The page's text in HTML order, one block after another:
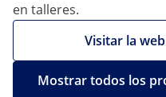
en talleres.
Visitar la
Mostrar todos los